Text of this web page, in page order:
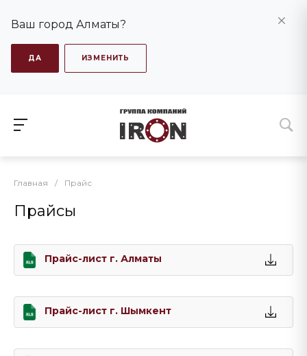
Ваш город Алматы?
ДА ИЗМЕНИТЬ
Главная / Прайс
Прайсы
Прайс-лист г. Алматы
Прайс-лист г. Шымкент